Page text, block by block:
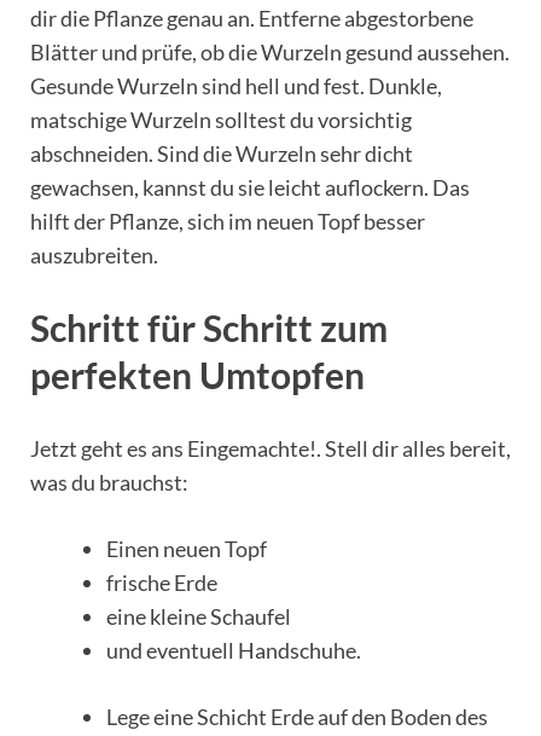
dir die Pflanze genau an. Entferne abgestorbene
Blätter und prüfe, ob die Wurzeln gesund aussehen.
Gesunde Wurzeln sind hell und fest. Dunkle,
matschige Wurzeln solltest du vorsichtig
abschneiden. Sind die Wurzeln sehr dicht
gewachsen, kannst du sie leicht auflockern. Das
hilft der Pflanze, sich im neuen Topf besser
auszubreiten.
Schritt für Schritt zum
perfekten Umtopfen
Jetzt geht es ans Eingemachte!. Stell dir alles bereit,
was du brauchst:
Einen neuen Topf
frische Erde
eine kleine Schaufel
und eventuell Handschuhe.
Lege eine Schicht Erde auf den Boden des